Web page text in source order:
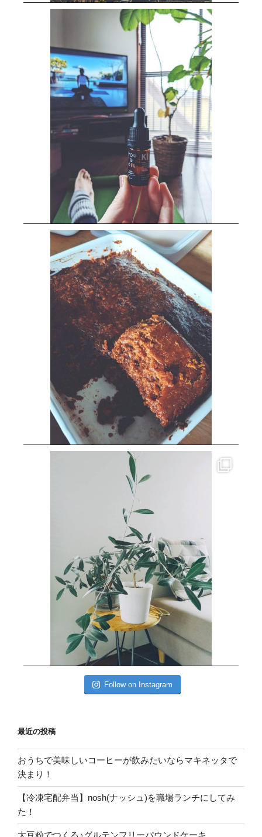
Follow on Instagram
最近の投稿
おうちで美味しいコーヒーが飲みたいならマキネッタで
決まり！
【冷凍宅配弁当】nosh(ナッシュ)を職場ランチにしてみ
た！